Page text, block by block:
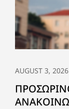
AUGUST 3, 2026